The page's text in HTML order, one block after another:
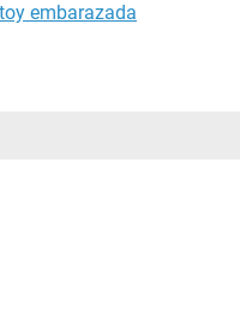
embarazada